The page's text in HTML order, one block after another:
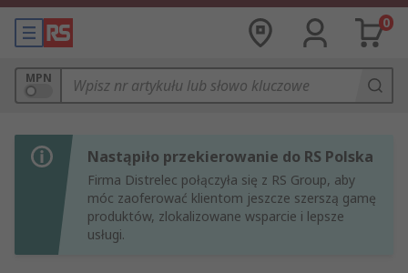
0
MPN
Nastąpiło przekierowanie do RS Polska
Firma Distrelec połączyła się z RS Group, aby
móc zaoferować klientom jeszcze szerszą gamę
produktów, zlokalizowane wsparcie i lepsze
usługi.